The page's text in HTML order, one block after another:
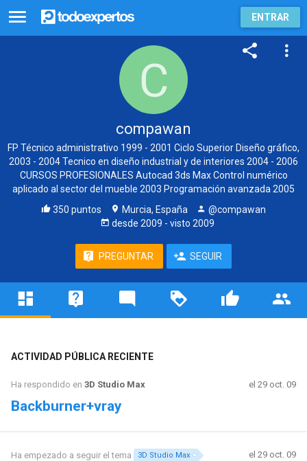
ENTRAR
compawan
FP Técnico administrativo 1999 - 2001 Ciclo Superior Diseño gráfico,
2003 - 2004 Tecnico en diseño industrial y de interiores 2004 - 2006
CURSOS PROFESIONALES Autocad 3ds Max Control numérico
aplicado al sector del mueble 2003 Programación avanzada 2005
350 puntos
Murcia, España
@compawan
desde 2009 - visto 2009
PREGUNTAR SEGUIR
ACTIVIDAD PÚBLICA RECIENTE
Ha respondido en 3D Studio Max el 29 oct. 09
Backburner+vray
Ha empezado a seguir el tema 3D Studio Max el 29 oct. 09